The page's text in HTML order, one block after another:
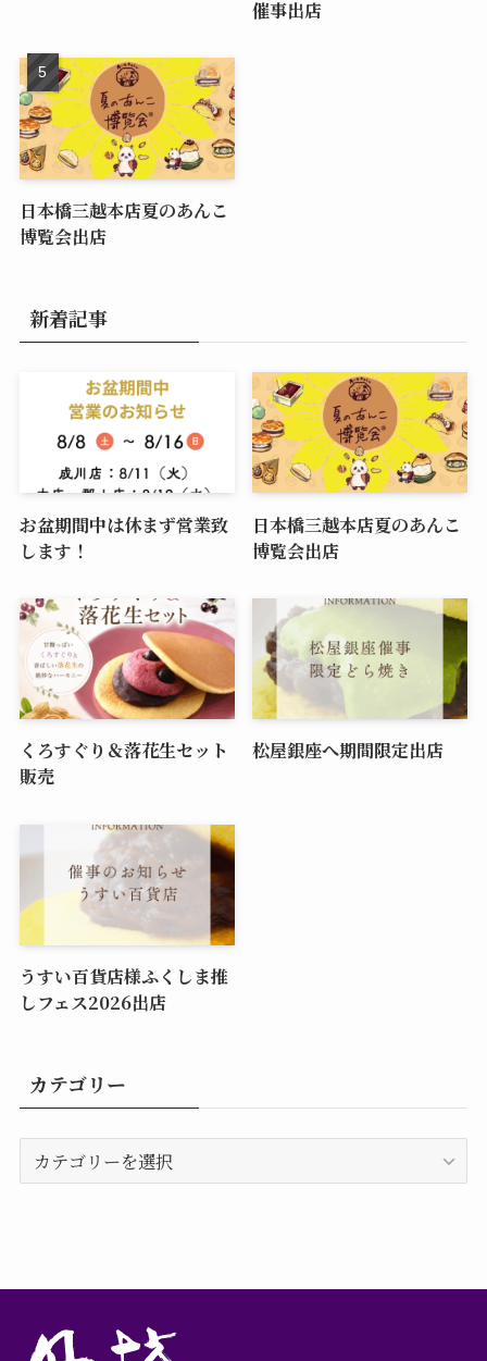
催事出店
日本橋三越本店夏のあんこ
博覧会出店
新着記事
お盆期間中は休まず営業致
します！
日本橋三越本店夏のあんこ
博覧会出店
くろすぐり＆落花生セット
販売
松屋銀座へ期間限定出店
うすい百貨店様ふくしま推
しフェス2026出店
カテゴリー
テ